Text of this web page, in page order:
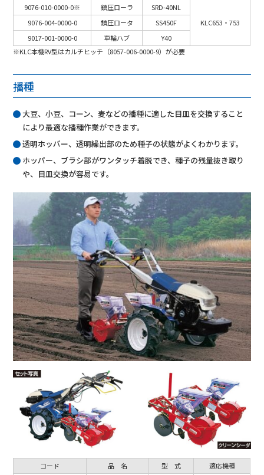
9076-010-0000-0※
鎮圧ローラ
SRD-40NL
KLC653・753
9076-004-0000-0 鎮圧ロータ
SS450F
9017-001-0000-0
車輪ハブ
Y40
※KLC本機RV型はカルチヒッチ（8057-006-0000-9）が必要
播種
大豆、小豆、コーン、麦などの播種に適した目皿を交換すること
により最適な播種作業ができます。
透明ホッパー、透明繰出部のため種子の状態がよくわかります。
ホッパー、ブラシ部がワンタッチ着脱でき、種子の残量抜き取り
や、目皿交換が容易です。
コード 品 名 型 式
適応機種